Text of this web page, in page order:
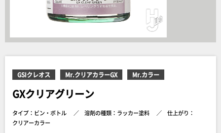
GSIクレオス Mr.クリアカラーGX Mr.カラー
GXクリアグリーン
タイプ：ビン・ボトル 溶剤の種類：ラッカー塗料
仕上がり：
クリアーカラー